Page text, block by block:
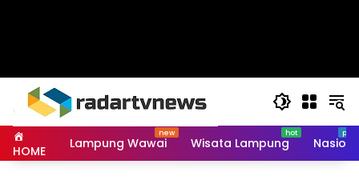
HOME Lampung Wawai Wisata Lampung